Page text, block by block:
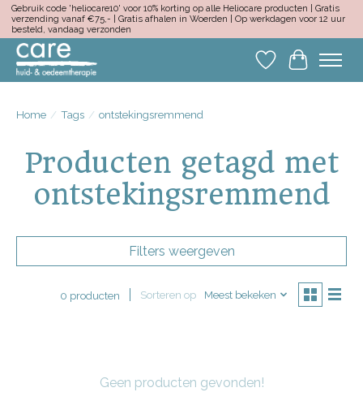
Gebruik code 'heliocare10' voor 10% korting op alle Heliocare producten | Gratis
verzending vanaf €75,- | Gratis afhalen in Woerden | Op werkdagen voor 12 uur
besteld, vandaag verzonden
Verlanglijst
Home / Tags / ontstekingsremmend
Producten getagd met
ontstekingsremmend
Filters weergeven
0 producten Sorteren op Meest bekeken
Geen producten gevonden!